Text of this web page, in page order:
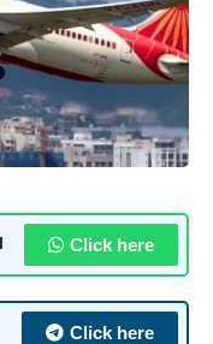
Click here
Click here